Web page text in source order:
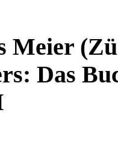
Meier
Das